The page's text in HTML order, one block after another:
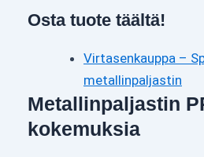
Osta tuote täältä!
Virtasenkauppa –
metallinpaljastin
Metallinpaljastin
kokemuksia